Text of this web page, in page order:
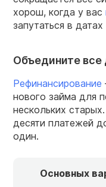
хорош, когда у вас
запутаться в
Объедините все
Рефинансирование
нового займа для
нескольких
десяти платежей
один.
Основных